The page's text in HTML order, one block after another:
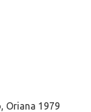
Oriana 1979